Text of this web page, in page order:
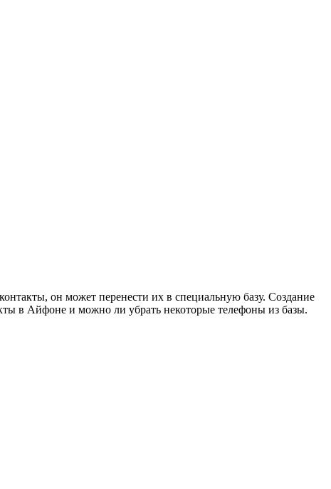
он может перенести их в специальную базу. Создание
в Айфоне и можно ли убрать некоторые телефоны из базы.